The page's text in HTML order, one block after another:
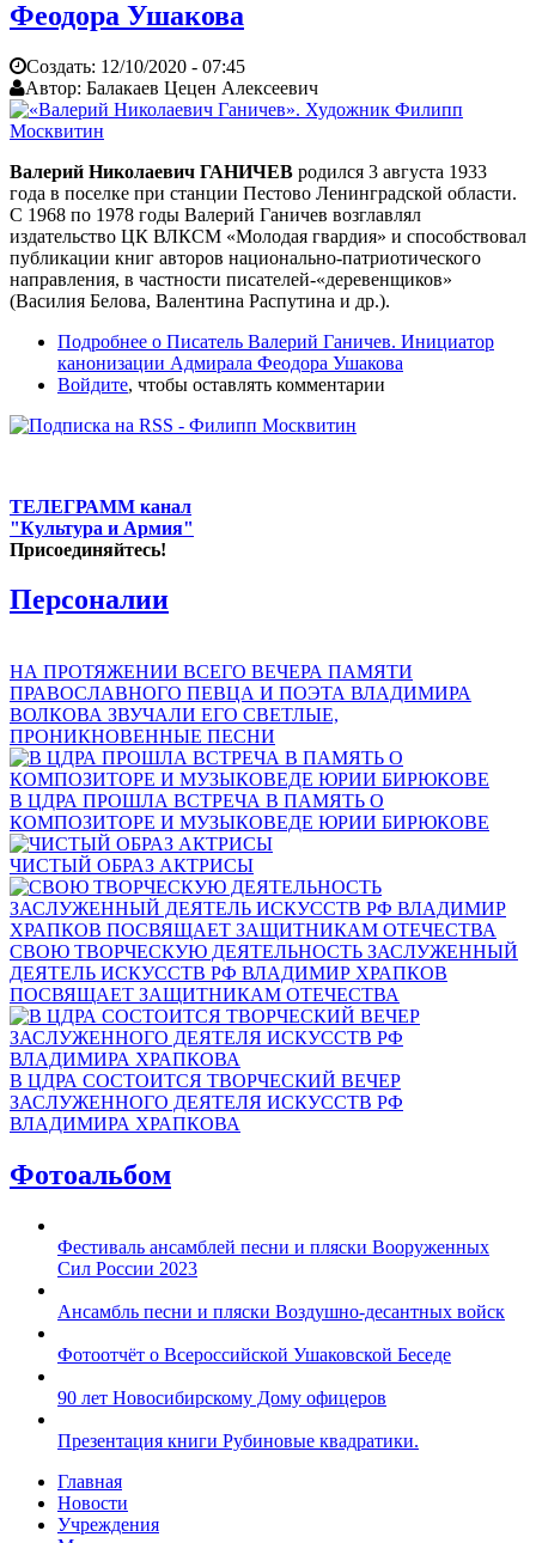
Феодора Ушакова
Создать: 12/10/2020 - 07:45
Автор: Балакаев Цецен Алексеевич
Валерий Николаевич ГАНИЧЕВ родился 3 августа 1933
года в поселке при станции Пестово Ленинградской области.
С 1968 по 1978 годы Валерий Ганичев возглавлял
издательство ЦК ВЛКСМ «Молодая гвардия» и способствовал
публикации книг авторов национально-патриотического
направления, в частности писателей-«деревенщиков»
(Василия Белова, Валентина Распутина и др.).
Подробнее о Писатель Валерий Ганичев. Инициатор
канонизации Адмирала Феодора Ушакова
Войдите, чтобы оставлять комментарии
ТЕЛЕГРАММ канал
"Культура и Армия"
Присоединяйтесь!
Персоналии
НА ПРОТЯЖЕНИИ ВСЕГО ВЕЧЕРА ПАМЯТИ
ПРАВОСЛАВНОГО ПЕВЦА И ПОЭТА ВЛАДИМИРА
ВОЛКОВА ЗВУЧАЛИ ЕГО СВЕТЛЫЕ,
ПРОНИКНОВЕННЫЕ ПЕСНИ
В ЦДРА ПРОШЛА ВСТРЕЧА В ПАМЯТЬ О
КОМПОЗИТОРЕ И МУЗЫКОВЕДЕ ЮРИИ БИРЮКОВЕ
ЧИСТЫЙ ОБРАЗ АКТРИСЫ
СВОЮ ТВОРЧЕСКУЮ ДЕЯТЕЛЬНОСТЬ ЗАСЛУЖЕННЫЙ
ДЕЯТЕЛЬ ИСКУССТВ РФ ВЛАДИМИР ХРАПКОВ
ПОСВЯЩАЕТ ЗАЩИТНИКАМ ОТЕЧЕСТВА
В ЦДРА СОСТОИТСЯ ТВОРЧЕСКИЙ ВЕЧЕР
ЗАСЛУЖЕННОГО ДЕЯТЕЛЯ ИСКУССТВ РФ
ВЛАДИМИРА ХРАПКОВА
Фотоальбом
Фестиваль ансамблей песни и пляски Вооруженных
Сил России 2023
Ансамбль песни и пляски Воздушно-десантных войск
Фотоотчёт о Всероссийской Ушаковской Беседе
90 лет Новосибирскому Дому офицеров
Презентация книги Рубиновые квадратики.
Главная
Новости
Учреждения